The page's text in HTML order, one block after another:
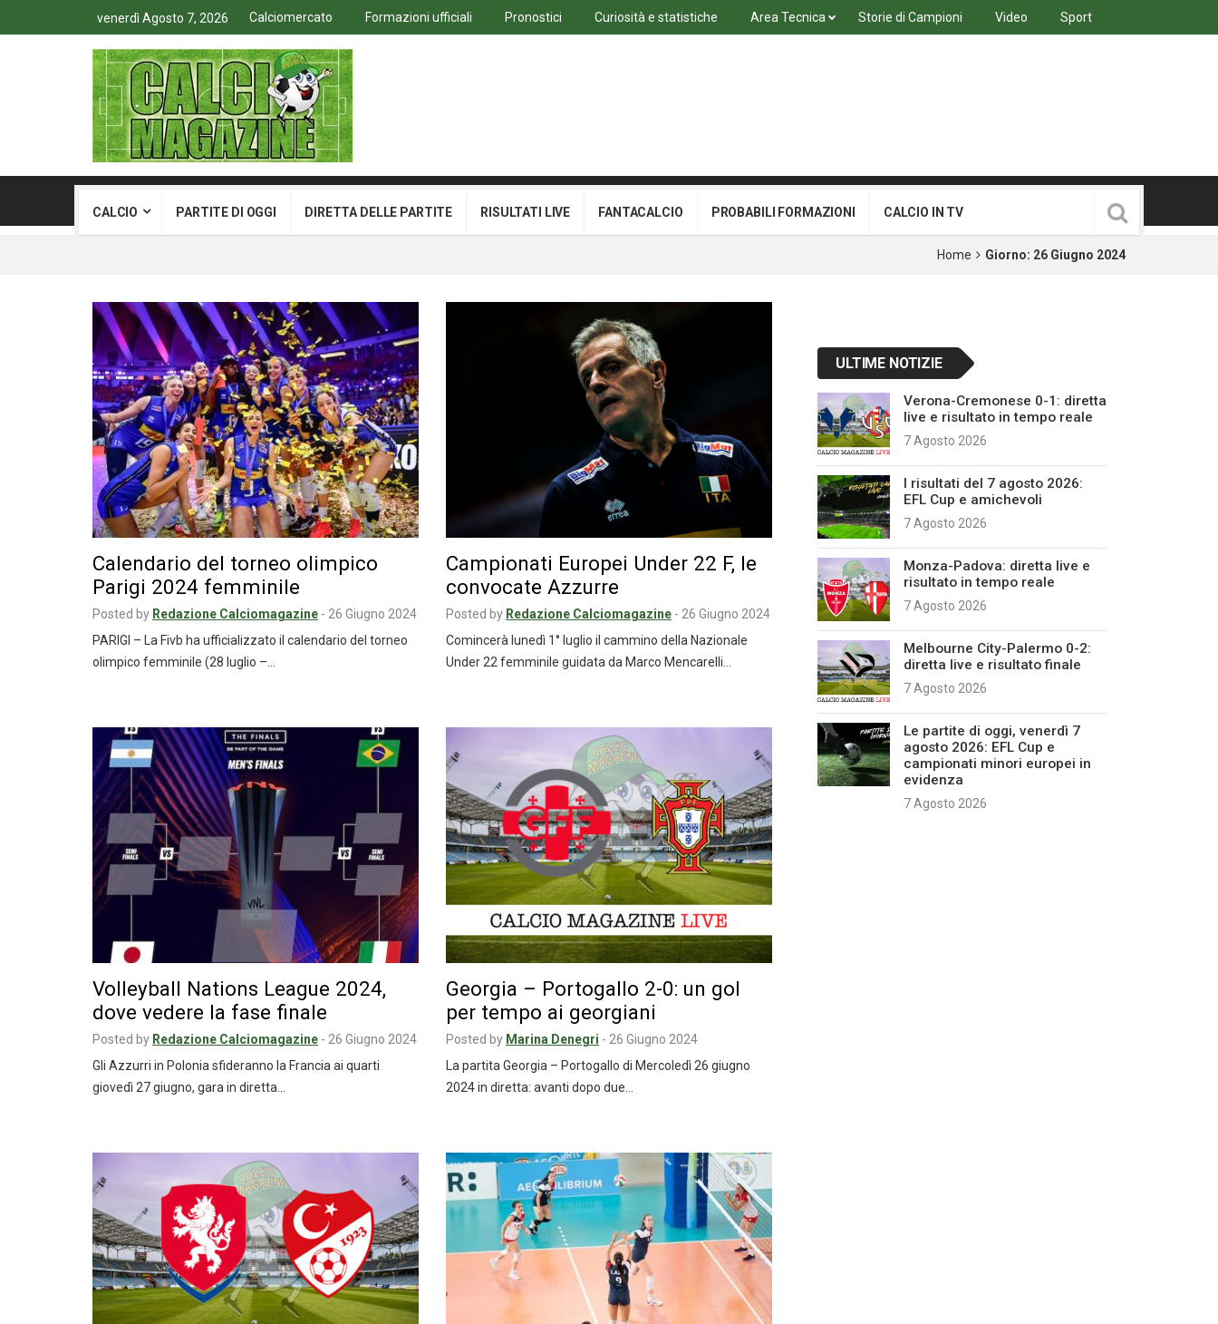
venerdì Agosto 7, 2026 Calciomercato Formazioni ufficiali Pronostici Curiosità e statistiche Area Tecnica Storie di Campioni Video Sport
CALCIO PARTITE DI OGGI DIRETTA DELLE PARTITE RISULTATI LIVE FANTACALCIO PROBABILI FORMAZIONI CALCIO IN TV
Home Giorno: 26 Giugno 2024
Calendario del torneo olimpico
Parigi 2024 femminile
Posted by Redazione Calciomagazine - 26 Giugno 2024
PARIGI – La Fivb ha ufficializzato il calendario del torneo
olimpico femminile (28 luglio –…
Campionati Europei Under 22 F, le
convocate Azzurre
Posted by Redazione Calciomagazine - 26 Giugno 2024
Comincerà lunedì 1° luglio il cammino della Nazionale
Under 22 femminile guidata da Marco Mencarelli…
Volleyball Nations League 2024,
dove vedere la fase finale
Posted by Redazione Calciomagazine - 26 Giugno 2024
Gli Azzurri in Polonia sfideranno la Francia ai quarti
giovedì 27 giugno, gara in diretta…
Georgia – Portogallo 2-0: un gol
per tempo ai georgiani
Posted by Marina Denegri - 26 Giugno 2024
La partita Georgia – Portogallo di Mercoledì 26 giugno
2024 in diretta: avanti dopo due…
ULTIME NOTIZIE
Verona-Cremonese 0-1: diretta
live e risultato in tempo reale
7 Agosto 2026
I risultati del 7 agosto 2026:
EFL Cup e amichevoli
7 Agosto 2026
Monza-Padova: diretta live e
risultato in tempo reale
7 Agosto 2026
Melbourne City-Palermo 0-2:
diretta live e risultato finale
7 Agosto 2026
Le partite di oggi, venerdì 7
agosto 2026: EFL Cup e
campionati minori europei in
evidenza
7 Agosto 2026